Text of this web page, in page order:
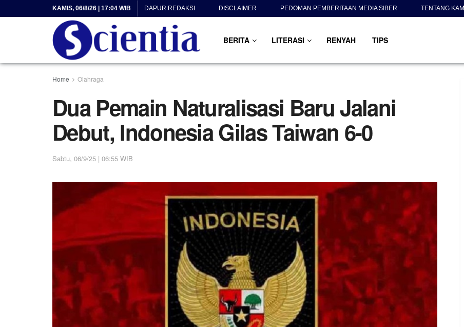
KAMIS, 06/8/26 | 17:04 WIB DAPUR REDAKSI DISCLAIMER PEDOMAN PEMBERITAAN MEDIA SIBER TENTANG KAMI
BERITA LITERASI RENYAH TIPS
Home Olahraga
Dua Pemain Naturalisasi Baru Jalani
Debut, Indonesia Gilas Taiwan 6-0
Sabtu, 06/9/25 | 06:55 WIB